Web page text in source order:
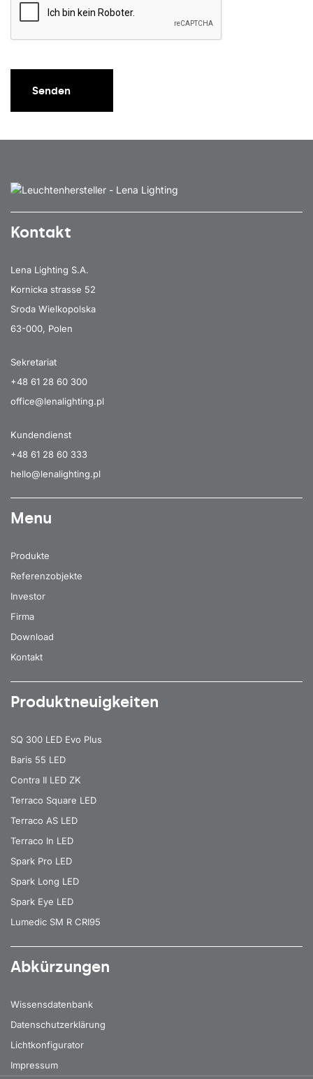
Senden
Kontakt
Lena Lighting S.A.
Kornicka strasse 52
Sroda Wielkopolska
63-000, Polen
Sekretariat
+48 61 28 60 300
office@lenalighting.pl
Kundendienst
+48 61 28 60 333
hello@lenalighting.pl
Menu
Produkte
Referenzobjekte
Investor
Firma
Download
Kontakt
Produktneuigkeiten
SQ 300 LED Evo Plus
Baris 55 LED
Contra II LED ZK
Terraco Square LED
Terraco AS LED
Terraco In LED
Spark Pro LED
Spark Long LED
Spark Eye LED
Lumedic SM R CRI95
Abkürzungen
Wissensdatenbank
Datenschutzerklärung
Lichtkonfigurator
Impressum